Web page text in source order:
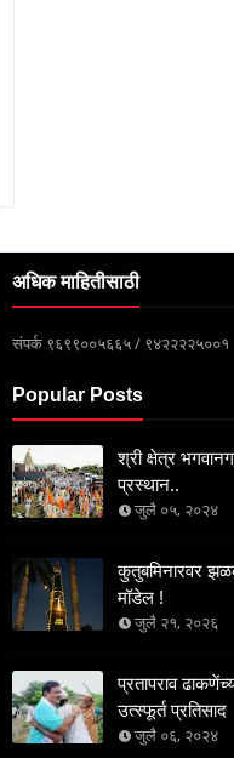
अधिक माहितीसाठी
संपर्क ९६९९००५६६५ / ९४२२२२५००१
Popular Posts
श्री क्षेत्र
प्रस्थान..
जुलै ०५, २०२४
कुतुबमिनारवर
मॉडेल !
जुलै २१, २०२६
प्रतापराव
उत्स्फूर्त प्रतिसाद
जुलै ०६, २०२४